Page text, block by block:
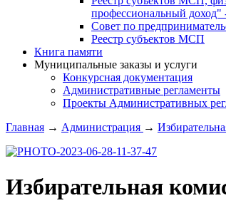
профессиональный доход"
Совет по
Реестр субъектов МСП
Книга памяти
Муниципальные заказы и услуги
Конкурсная документация
Административные регламенты
Проекты Административных
Главная → Администрация →
Избирательная